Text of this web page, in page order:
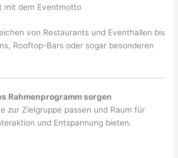
mit dem Eventmotto
von Restaurants und Eventhallen bis
Rooftop-Bars oder sogar besonderen
Rahmenprogramm sorgen
zur Zielgruppe passen und Raum für
und Entspannung bieten.